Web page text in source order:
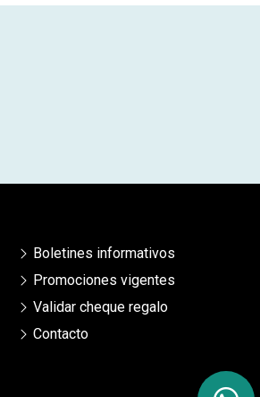
Boletines informativos
Promociones vigentes
Validar cheque regalo
Contacto